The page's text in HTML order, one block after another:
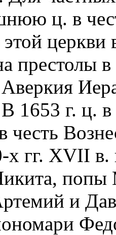
ц. в
церкви
престолы
1653 г. ц.
честь
х гг. XVII
попы
и